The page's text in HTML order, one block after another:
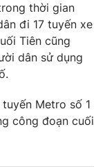
thời gian
đi 17 tuyến xe
Tiên cũng
dân sử dụng
Metro số 1
công đoạn cuối